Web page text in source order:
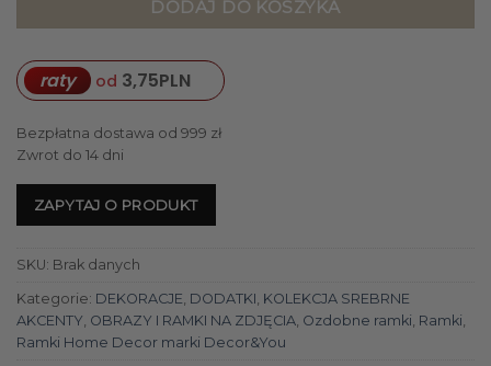
DODAJ DO KOSZYKA
raty od 3,75PLN
Bezpłatna dostawa od 999 zł
Zwrot do 14 dni
ZAPYTAJ O PRODUKT
SKU: Brak danych
Kategorie: DEKORACJE DODATKI KOLEKCJA SREBRNE
AKCENTY OBRAZY I RAMKI NA ZDJĘCIA Ozdobne ramki Ramki
Ramki Home Decor marki Decor&You